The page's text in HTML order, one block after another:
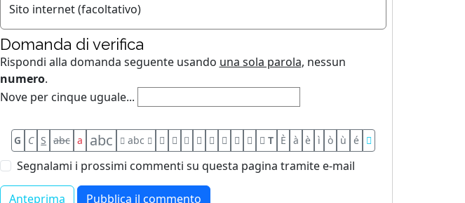
Sito internet (facoltativo)
Domanda di verifica
Rispondi alla domanda seguente usando una sola parola, nessun
numero.
Nove per cinque uguale...
G C S abc a abc abc T È à è ì ò ù é
Segnalami i prossimi commenti su questa pagina tramite e-mail